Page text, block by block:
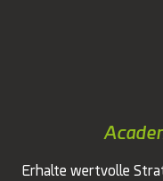
Erhalte wertvolle